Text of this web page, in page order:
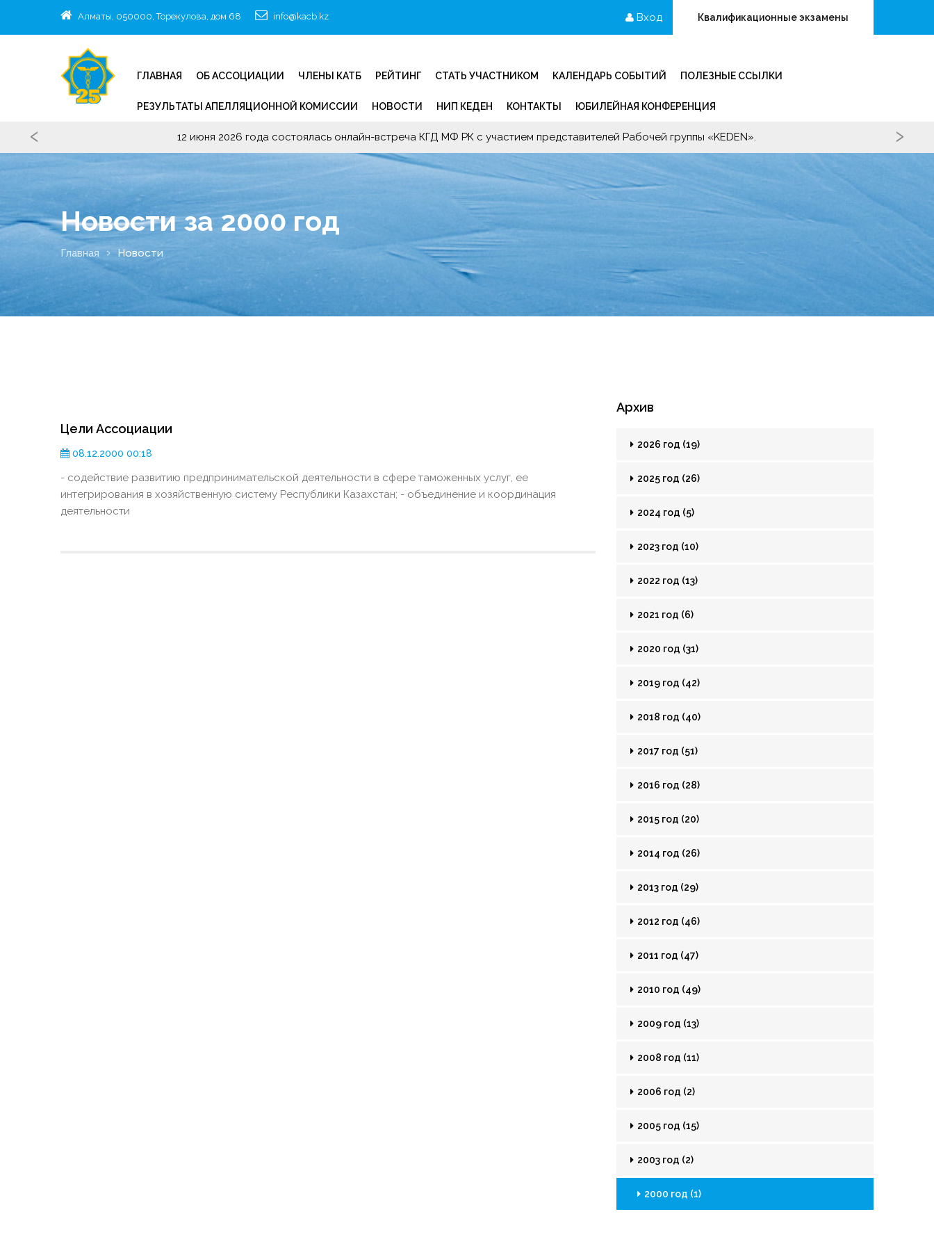
Алматы, 050000, Торекулова, дом 68 info@kacb.kz Вход Квалификационные экзамены
ГЛАВНАЯ ОБ АССОЦИАЦИИ ЧЛЕНЫ КАТБ РЕЙТИНГ СТАТЬ УЧАСТНИКОМ КАЛЕНДАРЬ СОБЫТИЙ ПОЛЕЗНЫЕ ССЫЛКИ
РЕЗУЛЬТАТЫ АПЕЛЛЯЦИОННОЙ КОМИССИИ НОВОСТИ НИП КЕДЕН КОНТАКТЫ ЮБИЛЕЙНАЯ КОНФЕРЕНЦИЯ
О продлении сроков предоставления сведений по Критериям Рейтинга ОЮЛ "СРО"КАТБ(П)"
‹ ›
Новости за 2000 год
Главная Новости
Цели Ассоциации
08.12.2000 00:18
- содействие развитию предпринимательской деятельности в сфере таможенных услуг, ее
интегрирования в хозяйственную систему Республики Казахстан; - объединение и координация
деятельности
Архив
2026 год (19)
2025 год (26)
2024 год (5)
2023 год (10)
2022 год (13)
2021 год (6)
2020 год (31)
2019 год (42)
2018 год (40)
2017 год (51)
2016 год (28)
2015 год (20)
2014 год (26)
2013 год (29)
2012 год (46)
2011 год (47)
2010 год (49)
2009 год (13)
2008 год (11)
2006 год (2)
2005 год (15)
2003 год (2)
2000 год (1)